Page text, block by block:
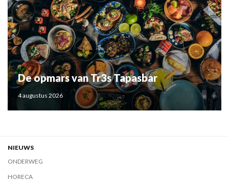
De opmars van Tr3s Tapasbar
4 augustus 2026
NIEUWS
ONDERWEG
HORECA